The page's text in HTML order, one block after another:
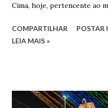
Cima, hoje, pertencente ao
José de Faro Leitão, porém
indiciamento para apropriar-
COMPARTILHAR
POSTAR
LEIA MAIS »